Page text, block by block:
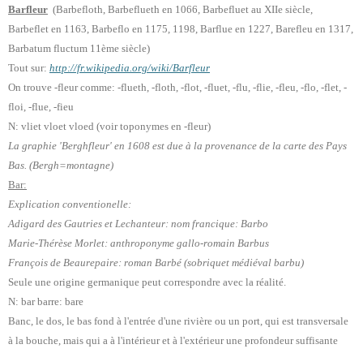
Barfleur (Barbefloth, Barbeflueth en 1066, Barbefluet au XIIe siècle,
Barbeflet en 1163, Barbeflo en 1175, 1198, Barflue en 1227, Barefleu en 1317,
Barbatum fluctum 11ème siècle)
Tout sur: http://fr.wikipedia.org/wiki/Barfleur
On trouve -fleur comme: -flueth, -floth, -flot, -fluet, -flu, -flie, -fleu, -flo, -flet, -
floi, -flue, -fieu
N: vliet vloet vloed (voir toponymes en -fleur)
La graphie 'Berghfleur' en 1608 est due à la provenance de la carte des Pays
Bas. (Bergh=montagne)
Bar:
Explication conventionelle:
Adigard des Gautries et Lechanteur: nom francique: Barbo
Marie-Thérèse Morlet: anthroponyme gallo-romain Barbus
François de Beaurepaire: roman Barbé (sobriquet médiéval barbu)
Seule une origine germanique peut correspondre avec la réalité.
N: bar barre: bare
Banc, le dos, le bas fond à l'entrée d'une rivière ou un port, qui est transversale
à la bouche, mais qui a à l'intérieur et à l'extérieur une profondeur suffisante